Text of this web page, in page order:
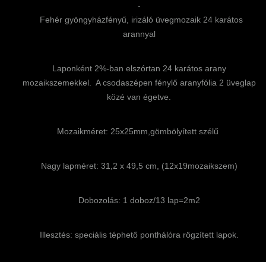
-
Fehér gyöngyházfényű, irizáló üvegmozaik 24 karátos
arannyal
Laponként 2%-ban elszórtan 24 karátos arany
mozaikszemekkel. A csodaszépen fénylő aranyfólia 2 üveglap
közé van égetve.
Mozaikméret: 25x25mm,gömbölyített szélű
Nagy lapméret: 31,2 x 49,5 cm, (12x19mozaikszem)
Dobozolás: 1 doboz/13 lap=2m2
Illesztés: speciális téphető ponthálóra rögzített lapok.